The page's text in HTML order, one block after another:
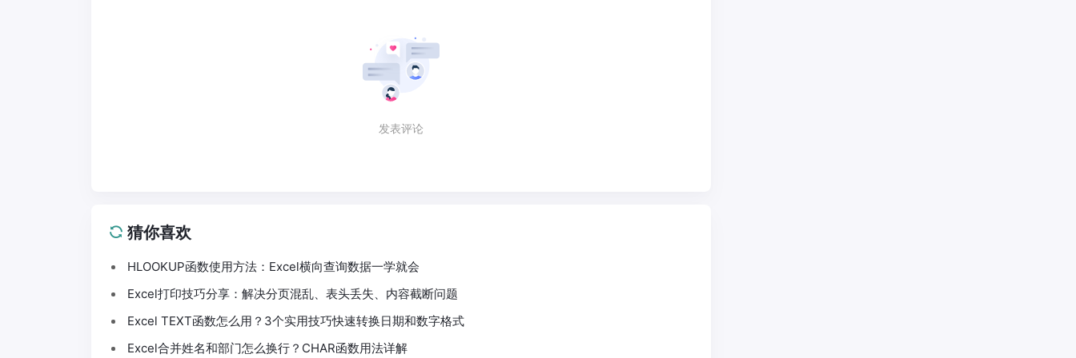
发表评论
猜你喜欢
HLOOKUP函数使用方法：Excel横向查询数据一学就会
Excel打印技巧分享：解决分页混乱、表头丢失、内容截断问题
Excel TEXT函数怎么用？3个实用技巧快速转换日期和数字格式
Excel合并姓名和部门怎么换行？CHAR函数用法详解